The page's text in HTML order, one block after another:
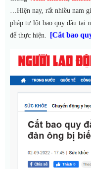
…Hiện nay, rất nhiều nam
pháp tự lột bao quy đầu tại
để thực hiện.
[Cắt bao